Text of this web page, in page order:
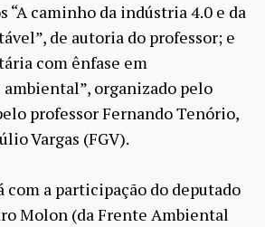
“A caminho da indústria 4.0 e da
de autoria do professor; e
com ênfase em
organizado pelo
professor Fernando Tenório,
Vargas (FGV).
com a participação do deputado
Molon (da Frente Ambiental